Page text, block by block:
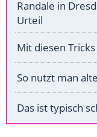
Randale in
Urteil
Mit diesen
So nutzt man
Das ist typisch